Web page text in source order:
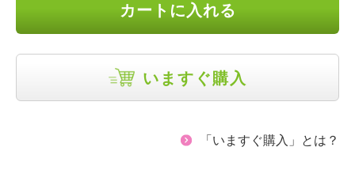
カートに入れる
いますぐ購入
「いますぐ購入」とは？